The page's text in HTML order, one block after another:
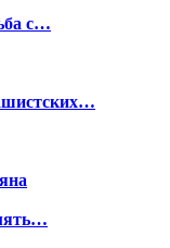
с…